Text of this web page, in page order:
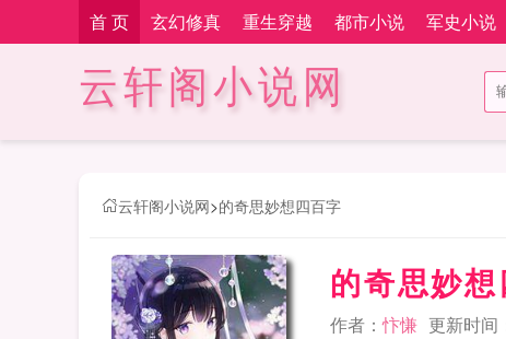
首 页 玄幻修真 重生穿越 都市小说 军史小说
云轩阁小说网
云轩阁小说网>的奇思妙想四百字
的奇思妙
作者：忭慊 更新时间